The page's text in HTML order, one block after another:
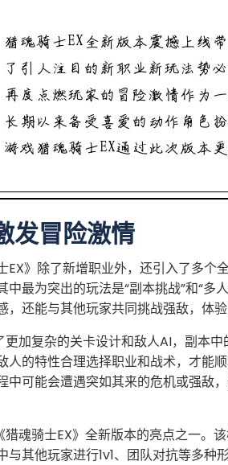
发冒险激情
EX》除了新增职业外，还引入了多个
中最为突出的玩法是“副本挑战”和“多
，还能与其他玩家共同挑战强敌，体验
更加复杂的关卡设计和敌人AI，副本
人的特性合理选择职业和战术，才能
中可能会遭遇突如其来的危机或强敌
猎魂骑士EX》全新版本的亮点之一。
与其他玩家进行1v1、团队对抗等多种